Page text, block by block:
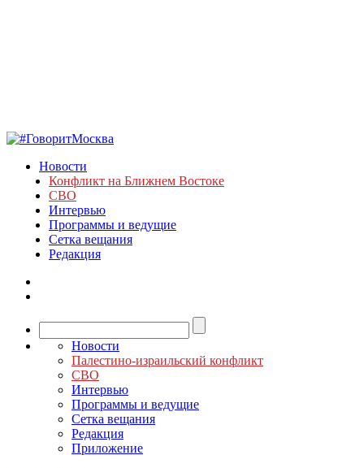
Новости
Конфликт на Ближнем Востоке
СВО
Интервью
Программы и ведущие
Сетка вещания
Редакция
Новости
Палестино-израильский конфликт
СВО
Интервью
Программы и ведущие
Сетка вещания
Редакция
Приложение